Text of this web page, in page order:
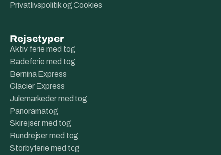
Privatlivspolitik og Cookies
Rejsetyper
Aktiv ferie med tog
Badeferie med tog
Bernina Express
Glacier Express
Julemarkeder med tog
Panoramatog
Skirejser med tog
Rundrejser med tog
Storbyferie med tog